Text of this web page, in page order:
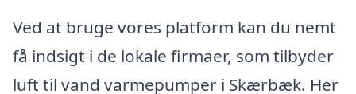
Ved at bruge vores platform kan du nemt
få indsigt i de lokale firmaer, som tilbyder
luft til vand varmepumper i Skærbæk. Her